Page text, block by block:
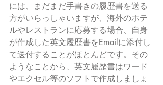
には、まだまだ手書きの履歴書を送る
方がいらっしゃいますが、海外のホテ
ルやレストランに応募する場合、自身
が作成した英文履歴書をEmailに添付し
て送付することがほとんどです。その
ようなことから、英文履歴書はワード
やエクセル等のソフトで作成しましょ